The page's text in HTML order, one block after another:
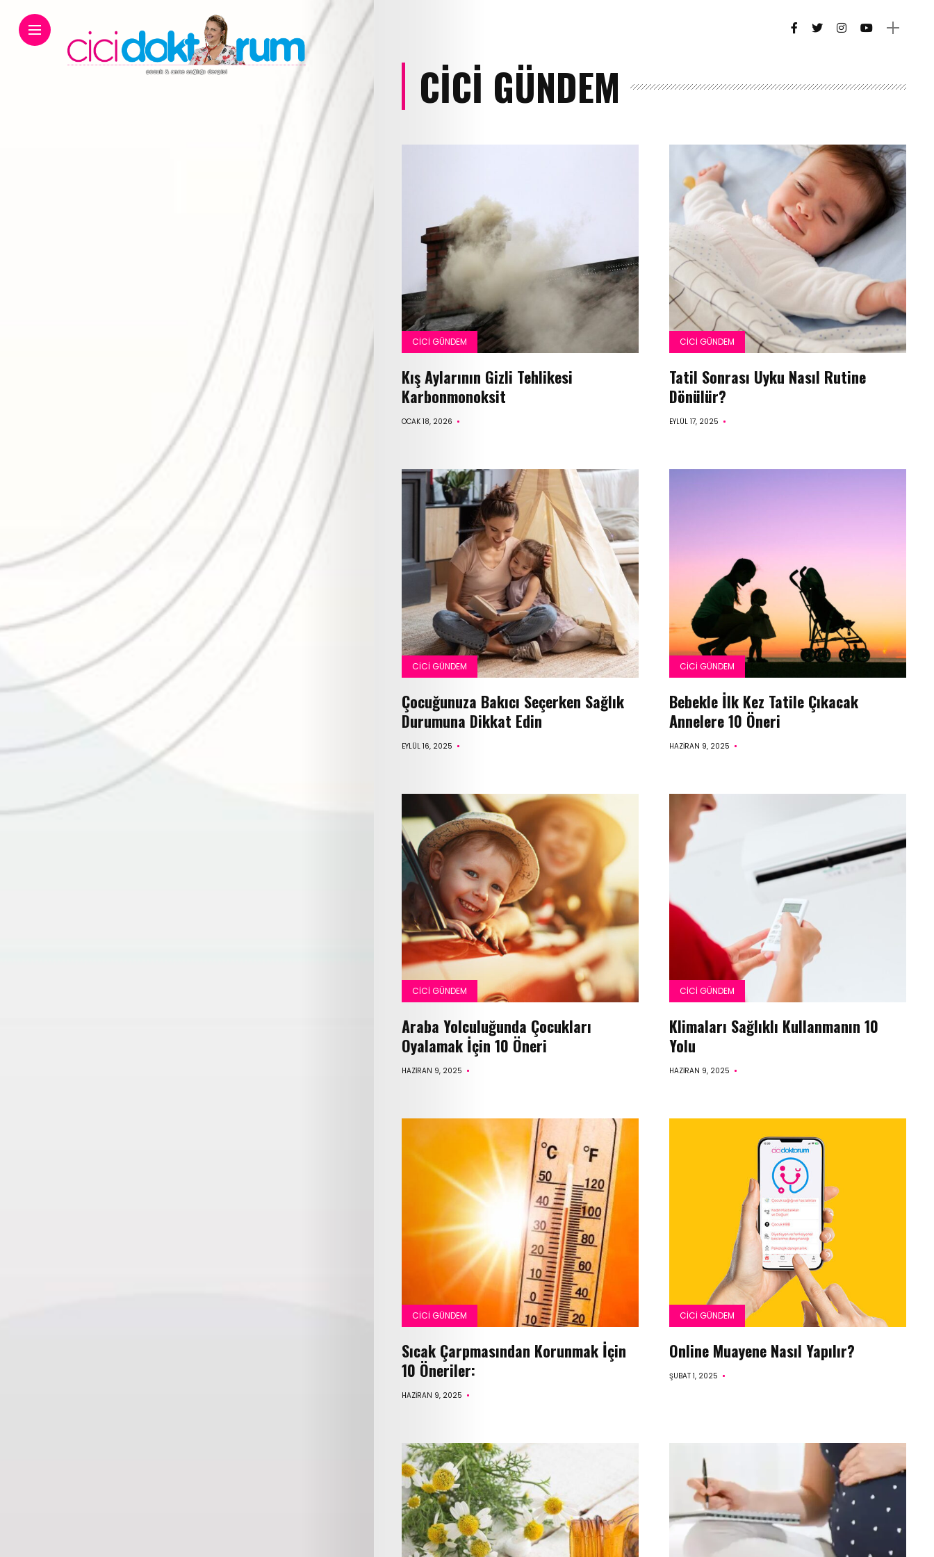
E
dergi
Çocuk
Sağlığı
Çocuk
Gelişimi
Sağlığı
Beslenme
Yemek
Tarifleri
Röportajlar
Cici
Astroloji
Videolar
Cici
Gündem
CICI GÜNDEM
CICI GÜNDEM
Kış Aylarının Gizli Tehlikesi
Karbonmonoksit
OCAK 18, 2026
CICI GÜNDEM
Tatil Sonrası Uyku Nasıl Rutine
Dönülür?
EYLÜL 17, 2025
CICI GÜNDEM
Çocuğunuza Bakıcı Seçerken Sağlık
Durumuna Dikkat Edin
EYLÜL 16, 2025
CICI GÜNDEM
Bebekle İlk Kez Tatile Çıkacak
Annelere 10 Öneri
HAZIRAN 9, 2025
CICI GÜNDEM
Araba Yolculuğunda Çocukları
Oyalamak İçin 10 Öneri
HAZIRAN 9, 2025
CICI GÜNDEM
Klimaları Sağlıklı Kullanmanın 10
Yolu
HAZIRAN 9, 2025
CICI GÜNDEM
Sıcak Çarpmasından Korunmak İçin
10 Öneriler:
HAZIRAN 9, 2025
CICI GÜNDEM
Online Muayene Nasıl Yapılır?
ŞUBAT 1, 2025